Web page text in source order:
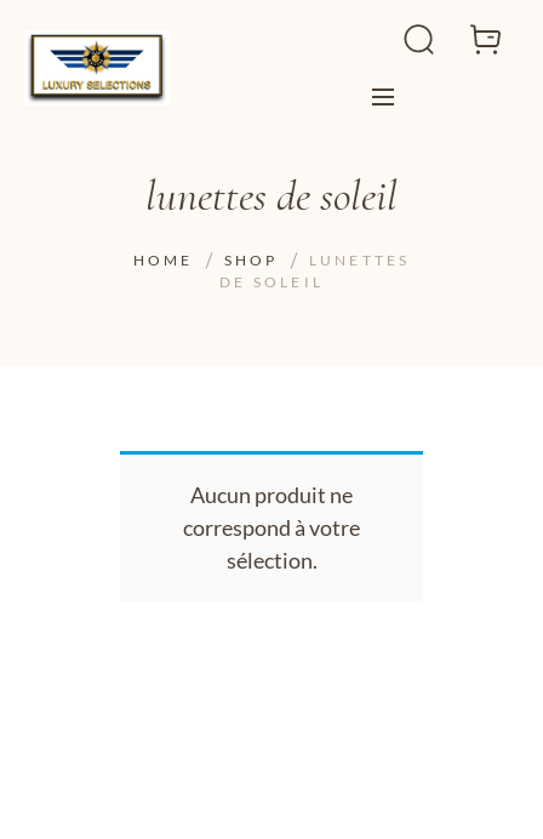
lunettes de soleil
HOME SHOP
LUNETTES
DE SOLEIL
Aucun produit ne
correspond à votre
sélection.